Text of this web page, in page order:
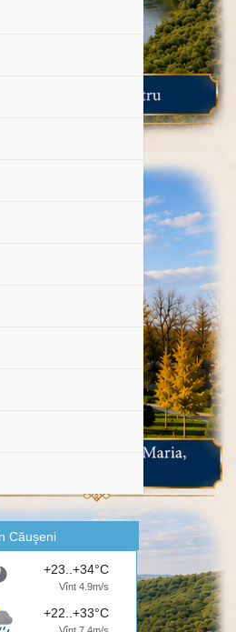
Căuşeni
+23..+34°C
Vînt 4.9m/s
+22..+33°C